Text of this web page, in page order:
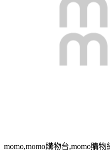
momo,momo購物台,momo購